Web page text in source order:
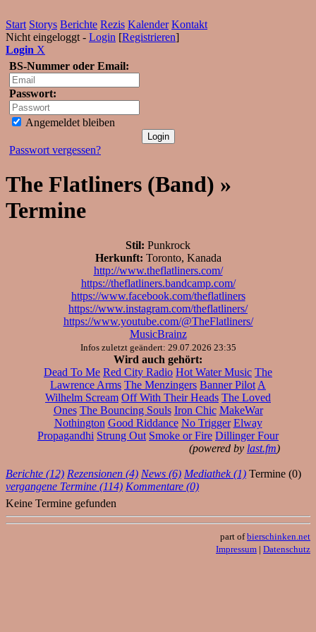
Start Storys Berichte Rezis Kalender Kontakt
Nicht eingeloggt - Login [Registrieren]
Login X
BS-Nummer oder Email:
Passwort:
Angemeldet bleiben
Passwort vergessen?
The Flatliners (Band) »
Termine
Stil: Punkrock
Herkunft: Toronto, Kanada
http://www.theflatliners.com/
https://theflatliners.bandcamp.com/
https://www.facebook.com/theflatliners
https://www.instagram.com/theflatliners/
https://www.youtube.com/@TheFlatliners/
MusicBrainz
Infos zuletzt geändert: 29.07.2026 23:35
Wird auch gehört:
Dead To Me Red City Radio Hot Water Music The
Lawrence Arms The Menzingers Banner Pilot A
Wilhelm Scream Off With Their Heads The Loved
Ones The Bouncing Souls Iron Chic MakeWar
Nothington Good Riddance No Trigger Elway
Propagandhi Strung Out Smoke or Fire Dillinger Four
(powered by last.fm)
Berichte (12) Rezensionen (4) News (6) Mediathek (1) Termine (0)
vergangene Termine (114) Kommentare (0)
Keine Termine gefunden
part ofbierschinken.net
Impressum | Datenschutz